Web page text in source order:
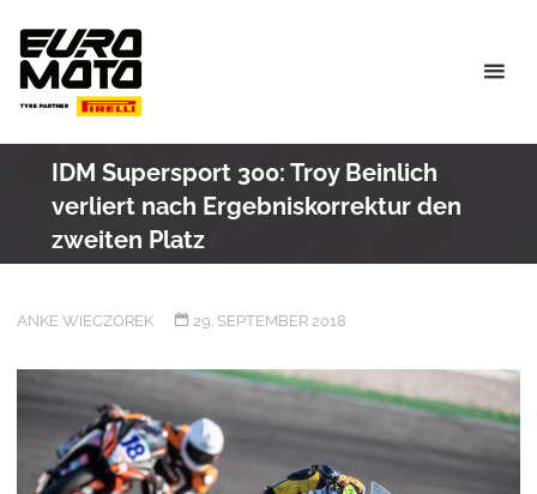
content
IDM Supersport 300: Troy Beinlich
verliert nach Ergebniskorrektur den
zweiten Platz
ANKE WIECZOREK 29. SEPTEMBER 2018